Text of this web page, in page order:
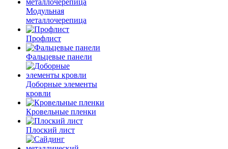
Модульная
металлочерепица
Профлист
Фальцевые панели
Доборные элементы
кровли
Кровельные пленки
Плоский лист